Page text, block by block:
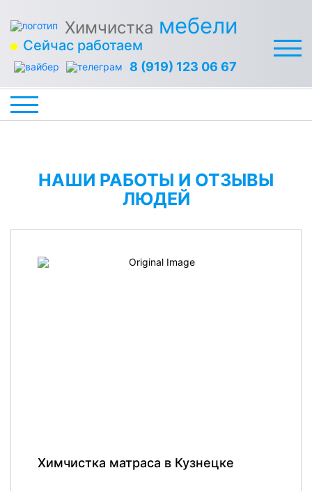
Химчистка мебели
Сейчас работаем
8 (919) 123 06 67
НАШИ РАБОТЫ И ОТЗЫВЫ
ЛЮДЕЙ
Химчистка матраса в Кузнецке